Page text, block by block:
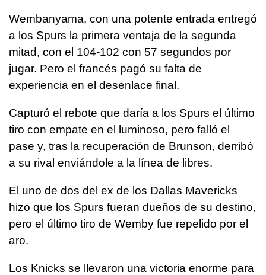
Wembanyama, con una potente entrada entregó
a los Spurs la primera ventaja de la segunda
mitad, con el 104-102 con 57 segundos por
jugar. Pero el francés pagó su falta de
experiencia en el desenlace final.
Capturó el rebote que daría a los Spurs el último
tiro con empate en el luminoso, pero falló el
pase y, tras la recuperación de Brunson, derribó
a su rival enviándole a la línea de libres.
El uno de dos del ex de los Dallas Mavericks
hizo que los Spurs fueran dueños de su destino,
pero el último tiro de Wemby fue repelido por el
aro.
Los Knicks se llevaron una victoria enorme para